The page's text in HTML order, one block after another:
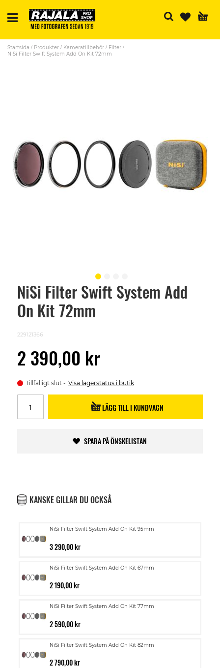
Startsida Produkter Kameratillbehör
Filter
NiSi Filter Swift System Add On Kit 72mm
NiSi Filter Swift System Add
On Kit 72mm
229121366
2 390,00 kr
Tillfälligt slut Visa lagerstatus i butik
LÄGG TILL I KUNDVAGN
SPARA PÅ ÖNSKELISTAN
KANSKE GILLAR DU OCKSÅ
NiSi Filter Swift System Add On Kit 95mm
3 290,00 kr
NiSi Filter Swift System Add On Kit 67mm
2 190,00 kr
NiSi Filter Swift System Add On Kit 77mm
2 590,00 kr
NiSi Filter Swift System Add On Kit 82mm
2 790,00 kr
Skip
beginning
images